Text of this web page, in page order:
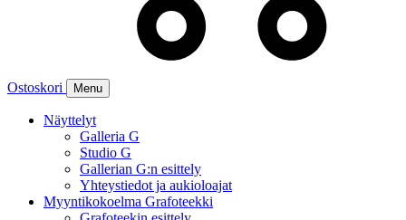
Ostoskori Menu
Näyttelyt
Galleria G
Studio G
Gallerian G:n esittely
Yhteystiedot ja aukioloajat
Myyntikokoelma Grafoteekki